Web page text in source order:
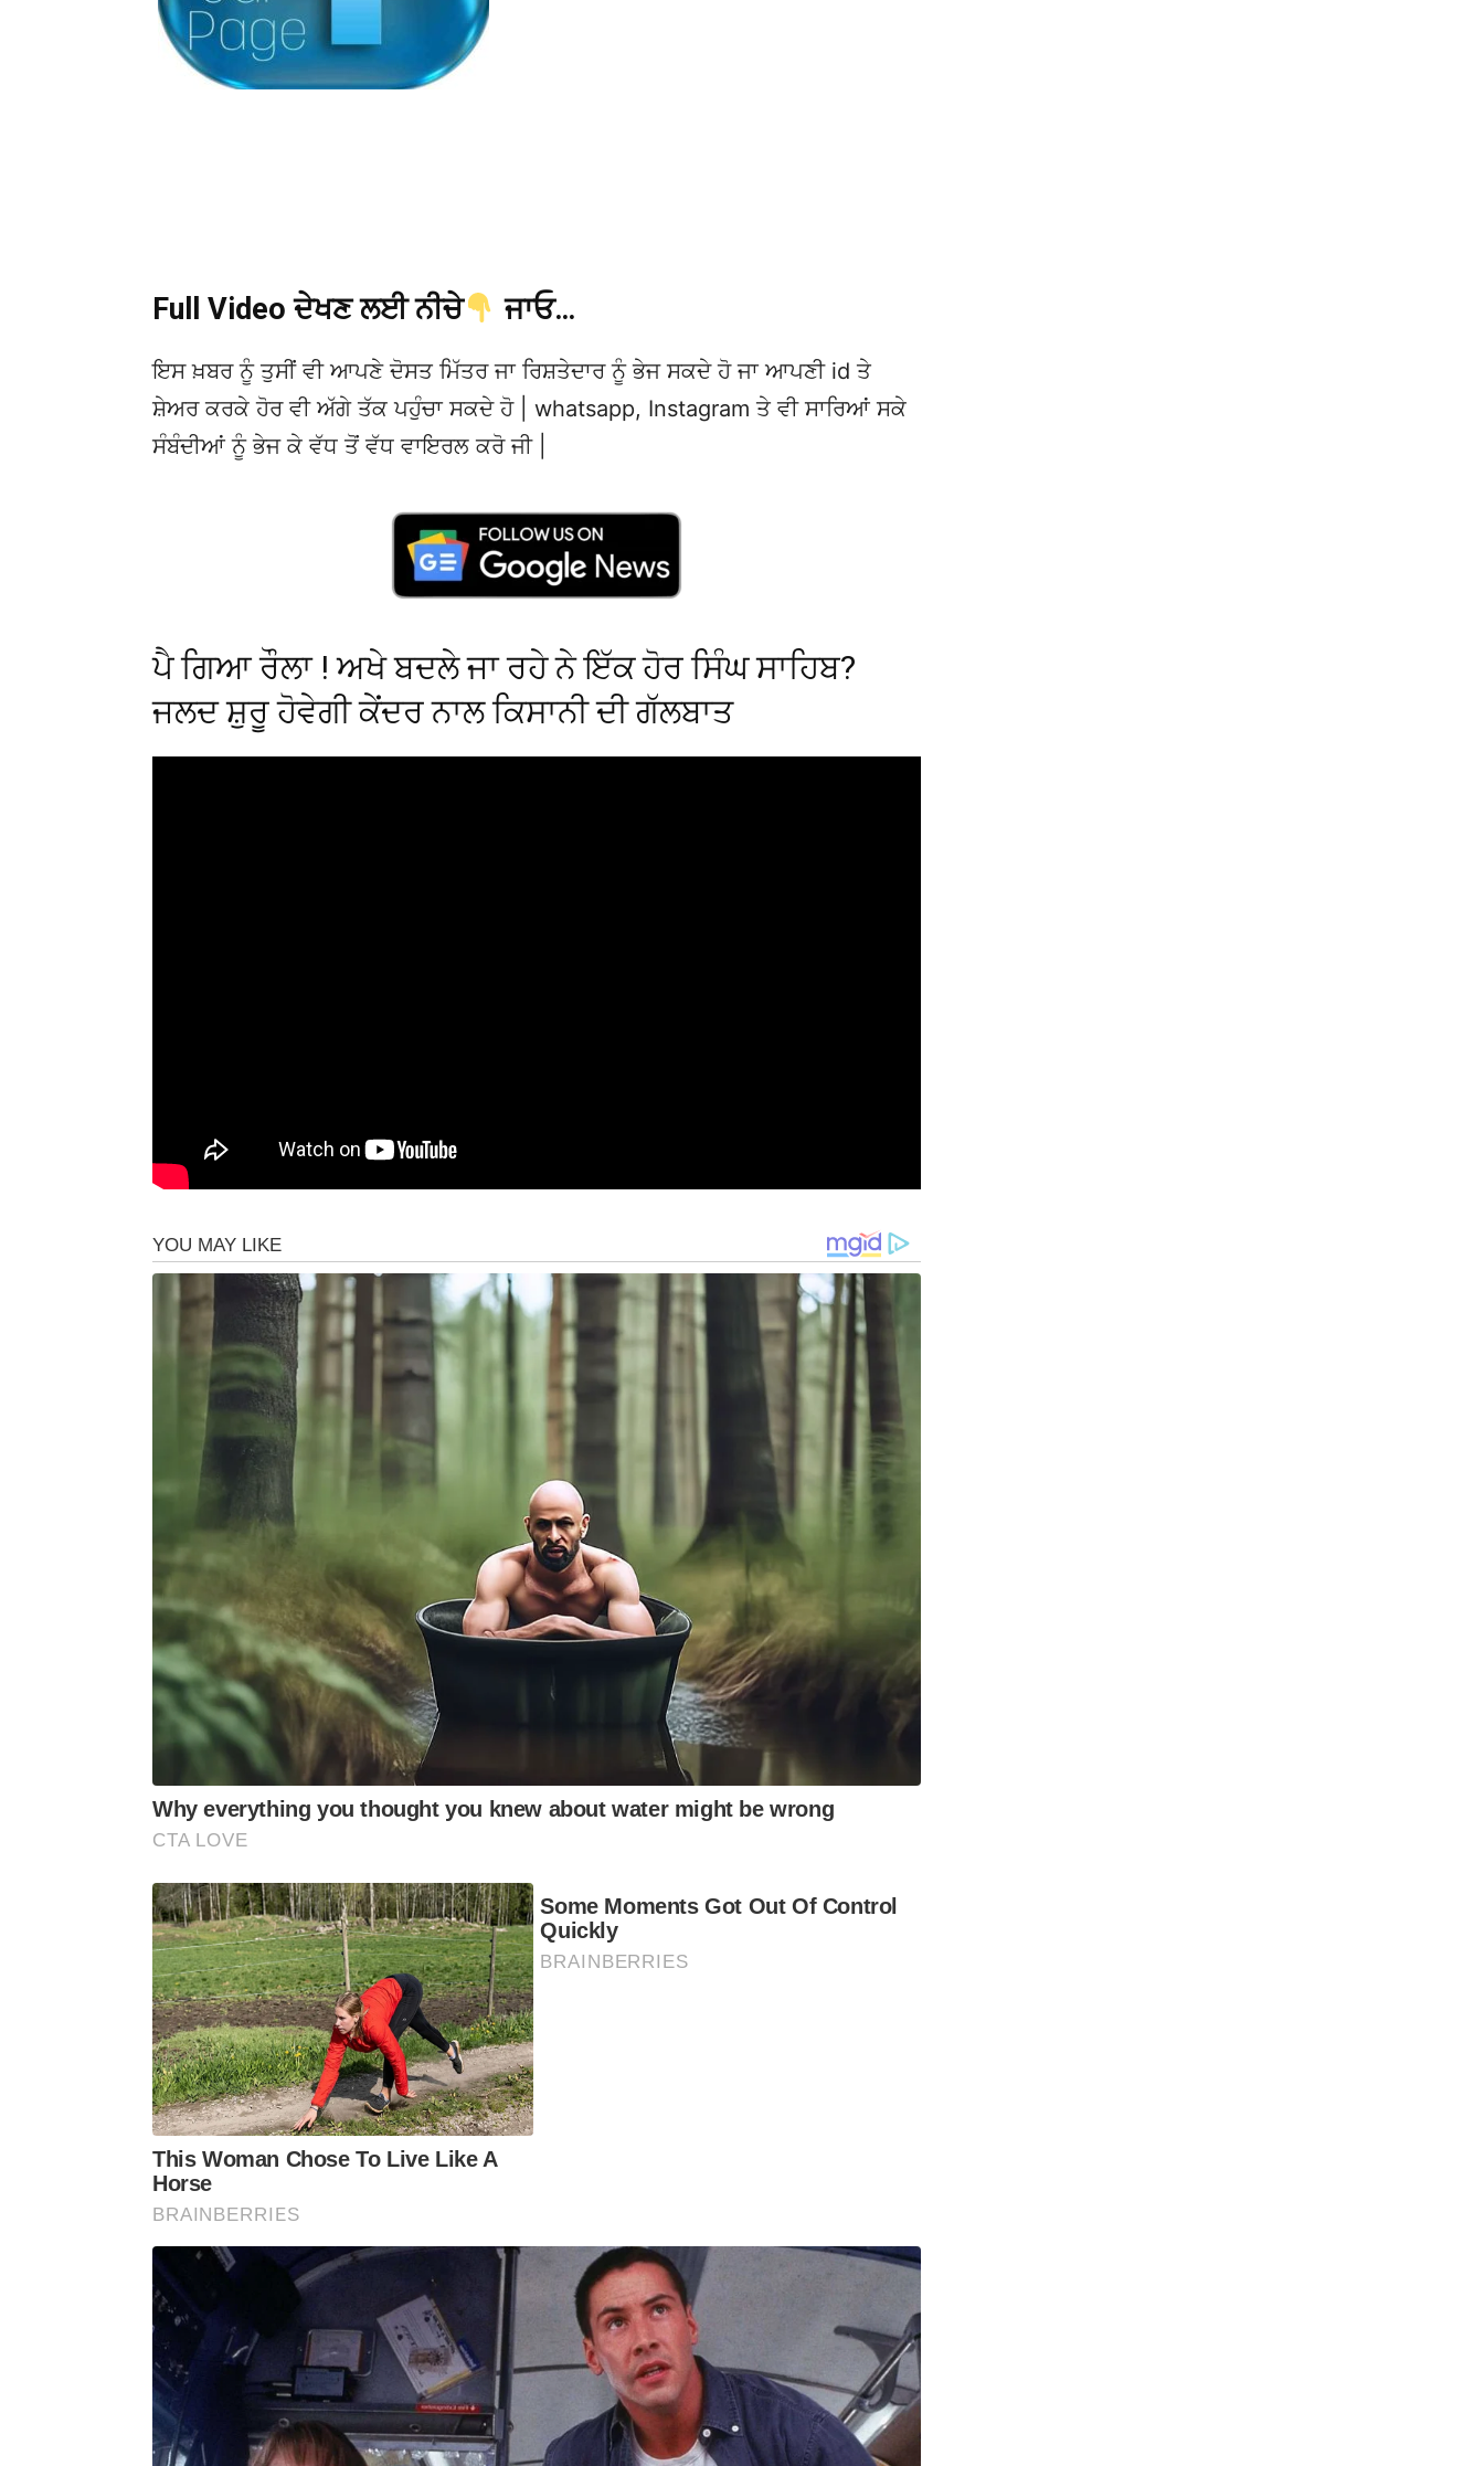
Full Video ਦੇਖਣ ਲਈ ਨੀਚੇ ਜਾਓ…
ਇਸ ਖ਼ਬਰ ਨੂੰ ਤੁਸੀਂ ਵੀ ਆਪਣੇ ਦੋਸਤ ਮਿੱਤਰ ਜਾ ਰਿਸ਼ਤੇਦਾਰ ਨੂੰ ਭੇਜ ਸਕਦੇ ਹੋ ਜਾ ਆਪਣੀ id ਤੇ
ਸ਼ੇਅਰ ਕਰਕੇ ਹੋਰ ਵੀ ਅੱਗੇ ਤੱਕ ਪਹੁੰਚਾ ਸਕਦੇ ਹੋ | whatsapp, Instagram ਤੇ ਵੀ ਸਾਰਿਆਂ ਸਕੇ
ਸੰਬੰਦੀਆਂ ਨੂੰ ਭੇਜ ਕੇ ਵੱਧ ਤੋਂ ਵੱਧ ਵਾਇਰਲ ਕਰੋ ਜੀ |
ਪੈ ਗਿਆ ਰੌਲਾ ! ਅਖੇ ਬਦਲੇ ਜਾ ਰਹੇ ਨੇ ਇੱਕ ਹੋਰ ਸਿੰਘ ਸਾਹਿਬ?
ਜਲਦ ਸ਼ੁਰੂ ਹੋਵੇਗੀ ਕੇਂਦਰ ਨਾਲ ਕਿਸਾਨੀ ਦੀ ਗੱਲਬਾਤ